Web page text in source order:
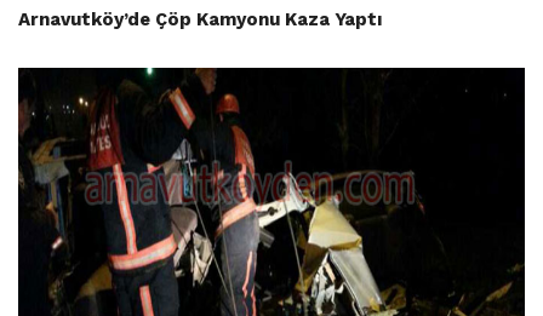
Arnavutköy’de Çöp Kamyonu Kaza Yaptı